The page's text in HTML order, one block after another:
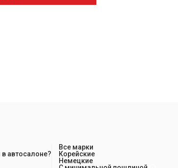
автосалоне?
Все марки
Корейские
Немецкие